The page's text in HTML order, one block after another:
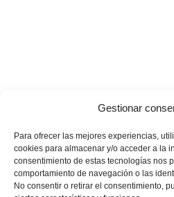
Gestionar
Para ofrecer las mejores experiencias,
cookies para almacenar y/o acceder a la
consentimiento de estas tecnologías nos
comportamiento de navegación o las
No consentir o retirar el consentimiento,